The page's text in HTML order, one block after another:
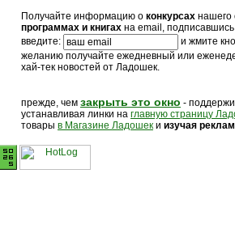
Получайте информацию о конкурсах нашего
программах и книгах на email,
введите:
и жмите
желанию получайте ежедневный или
хай-тек новостей от Ладошек.
прежде, чем закрыть это окно -
устанавливая линки на главную страницу
товары в Магазине Ладошек и изучая рек